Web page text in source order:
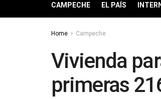
CAMPECHE EL PAÍS
Home Campeche
Vivienda
primeras